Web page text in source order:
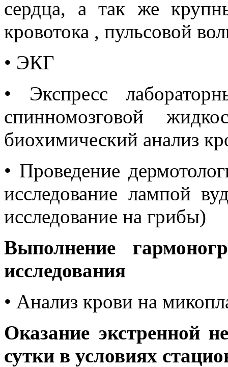
сердца, а так же
кровотока , пульсовой
• ЭКГ
• Экспресс
спинномозговой
биохимический анализ
• Проведение
исследование лампой
исследование на грибы)
Выполнение
исследования
• Анализ крови на
Оказание экстренной
сутки в условиях